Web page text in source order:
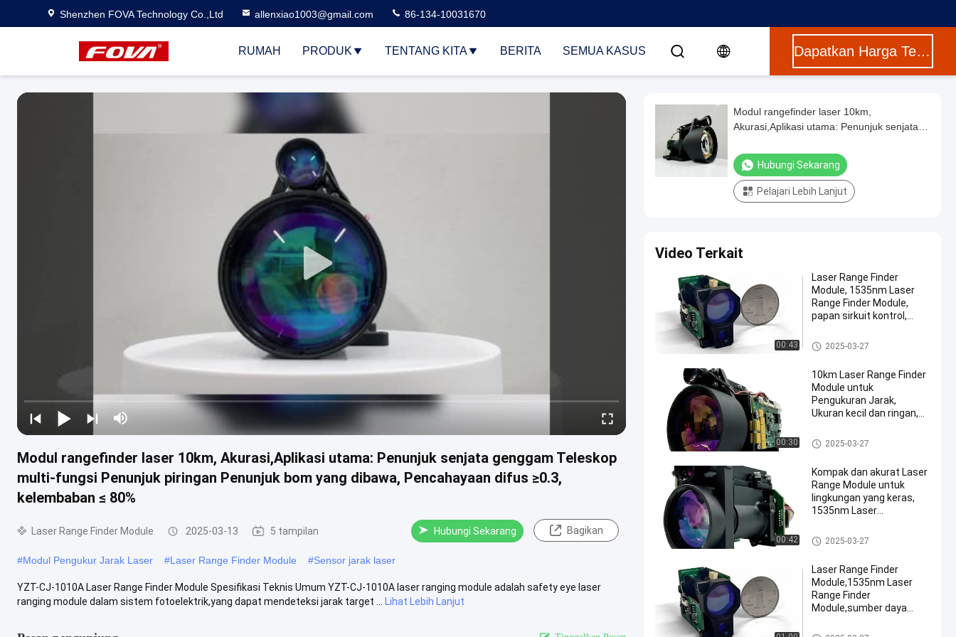
Shenzhen FOVA Technology Co.,Ltd allenxiao1003@gmail.com 86-134-10031670
RUMAH PRODUK TENTANG KITA BERITA SEMUA KASUS Dapatkan Harga Terbaik
Modul rangefinder laser 10km, Akurasi,Aplikasi utama: Penunjuk senjata genggam Teleskop
multi-fungsi Penunjuk piringan Penunjuk bom yang dibawa, Pencahayaan difus ≥0.3,
kelembaban ≤ 80%
Laser Range Finder Module 2025-03-13 5 tampilan Hubungi Sekarang Bagikan
#Modul Pengukur Jarak Laser #Laser Range Finder Module #Sensor jarak laser
YZT-CJ-1010A Laser Range Finder Module Spesifikasi Teknis Umum YZT-CJ-1010A laser ranging module adalah safety eye laser
ranging module dalam sistem fotoelektrik,yang dapat mendeteksi jarak target ...
Lihat Lebih Lanjut
Modul rangefinder laser 10km,
Akurasi,Aplikasi utama: Penunjuk senjata
piringan Penunjuk bom yang dibawa,
Pencahayaan difus ≥0.3, kelembaban ≤
80%
Hubungi Sekarang
Pelajari Lebih Lanjut
Video Terkait
00:43
Laser Range Finder
Module, 1535nm Laser
Range Finder Module,
papan sirkuit kontrol,
optik
Laser Range Finder Module
2025-03-27
00:30
10km Laser Range Finder
Module untuk
Pengukuran Jarak,
Ukuran kecil dan ringan,
Finder Module
Laser Range Finder Module
2025-03-27
00:42
Kompak dan akurat Laser
Range Module untuk
lingkungan yang keras,
1535nm Laser
reflektansi difus ≥ 0.3,
kelembaban ≤ 80%,
2,3m×2,3m) berkisar jarak
≥6km.
Laser Range Finder Module
2025-03-27
Laser Range Finder
Module,1535nm Laser
Range Finder
Module,sumber daya
sinar,ukuran target:
Laser Range Finder Module